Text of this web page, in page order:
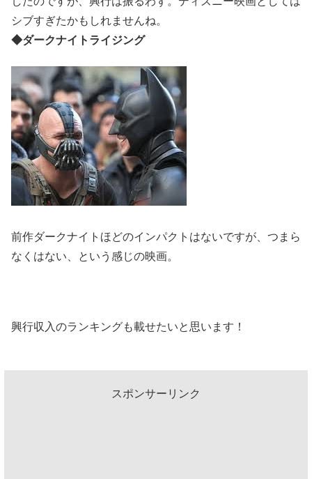
シブすぎたかもしれませんね。
◆ダークナイトライジング
前作ダークナイトほどのインパクトはないですが、つまら
なくはない、という感じの映画。
興行収入のランキングも載せたいと思います！
スポンサーリンク